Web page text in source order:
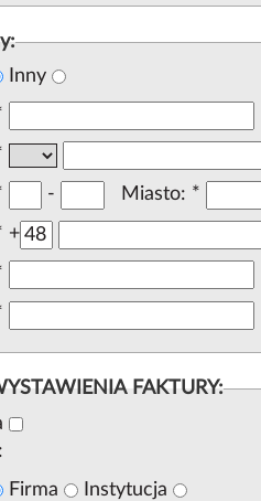
Inny
- Miasto: *
+
FAKTURY:
Firma
Instytucja